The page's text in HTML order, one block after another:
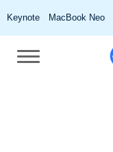
Keynote MacBook Neo